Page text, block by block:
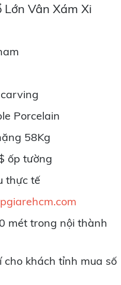
Vân Xám Xi
Porcelain
58Kg
ốp tường
thực tế
mét trong nội thành
khách tỉnh mua số